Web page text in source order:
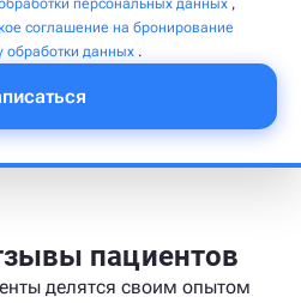
персональных данных ,
соглашение на бронирование
обработки данных .
пациентов
делятся своим опытом